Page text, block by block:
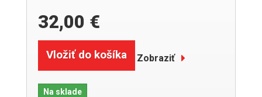
32,00 €
Vložiť do košíka Zobraziť
Na sklade